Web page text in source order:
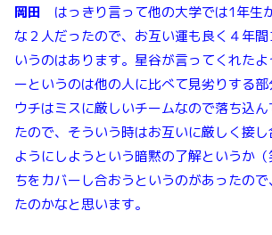
岡田 はっきり言って他の大学では1年生
な２人だったので、お互い運も良く４年
いうのはあります。星谷が言ってくれた
ーというのは他の人に比べて見劣りする部
ウチはミスに厳しいチームなので落ち込
たので、そういう時はお互いに厳しく接
ようにしようという暗黙の了解というか
ちをカバーし合おうというのがあったの
たのかなと思います。